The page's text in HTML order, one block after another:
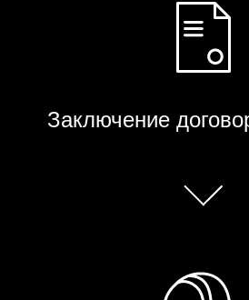
Заключение